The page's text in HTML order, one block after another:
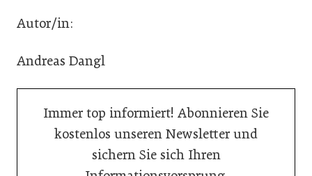
Autor/in:
Andreas Dangl
Immer top informiert! Abonnieren Sie
kostenlos unseren Newsletter und
sichern Sie sich Ihren